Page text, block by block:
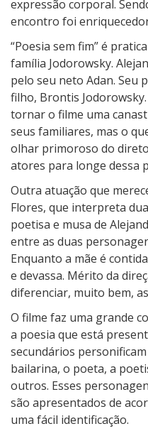
expressão corporal.
encontro foi
“Poesia sem fim” é
família Jodorowsky.
pelo seu neto Adan. Seu
filho, Brontis
tornar o filme uma
seus familiares, mas o
olhar primoroso do
atores para longe dessa
Outra atuação que
Flores, que interpreta
poetisa e musa de
entre as duas
Enquanto a mãe é
e devassa. Mérito da
diferenciar, muito bem,
O filme faz uma grande
a poesia que está
secundários
bailarina, o poeta, a
outros. Esses
são apresentados de
uma fácil identificação.